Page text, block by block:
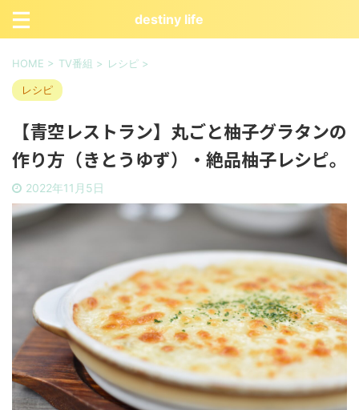
destiny life
HOME > TV番組 > レシピ >
レシピ
【青空レストラン】丸ごと柚子グラタンの
作り方（きとうゆず）・絶品柚子レシピ。
2022年11月5日